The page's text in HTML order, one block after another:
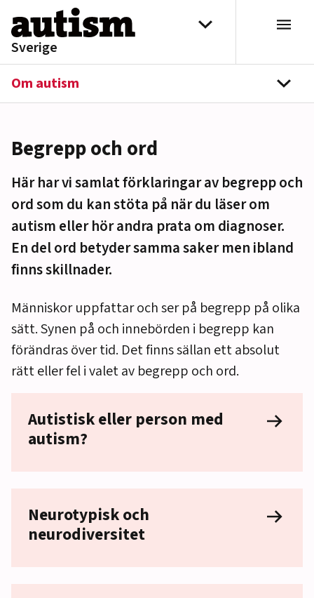
Hoppa till innehåll
Sverige
Välj distrikt
Om autism
Begrepp och ord
Här har vi samlat förklaringar av begrepp och
ord som du kan stöta på när du läser om
autism eller hör andra prata om diagnoser.
En del ord betyder samma saker men ibland
finns skillnader.
Människor uppfattar och ser på begrepp på olika
sätt. Synen på och innebörden i begrepp kan
förändras över tid. Det finns sällan ett absolut
rätt eller fel i valet av begrepp och ord.
Autistisk eller person med
autism?
Neurotypisk och
neurodiversitet